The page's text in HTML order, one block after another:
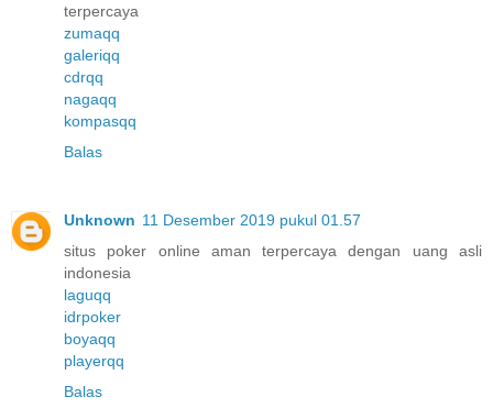
terpercaya
zumaqq
galeriqq
cdrqq
nagaqq
kompasqq
Balas
Unknown 11 Desember 2019 pukul 01.57
situs poker online aman terpercaya dengan uang asli
indonesia
laguqq
idrpoker
boyaqq
playerqq
Balas